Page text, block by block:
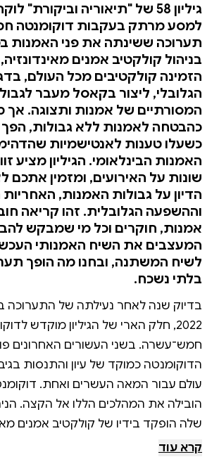
גיליון 58 של "תיאוריה וביקורת"
למסע מרתק בעקבות דוקומנטה
בניהול קולקטיב אמנים
הזמינה קולקטיבים מכל העולם,
הגלובלי, ליצור בקאסל מעבר
המסורתיים של אמנות ותצוגה.
כהבטחה לאמנות ללא גבולות, הפך
כשעלו טענות לאנטישמיות
האמנות הבינלאומי. הגיליון מציע
שונות על האירועים, ומזמין אתכם
הדיון על גבולות האמנות,
וההשפעה הגלובלית. זהו קריאה
אמנות, חוקרים וכל מי שמבקש
המעצבים את השיח האמנותי
לשיח המשתנה, ובחנו מה הופך
בלתי נשכח.
בדיוק שנה לאחר נעילתה של
2022, חלק הארי של הגיליון מוקדש
חמש־עשרה. בשני העשורים האחרונים
הדוקומנטה כמוקד של עיון והתנסות
עולם עבור המאה העשרים ואחת.
הובילה את המהלכים הללו אל הקצה.
שלה הופקד בידיו של קולקטיב אמנים
שהחליט לפרוע את סדרי התערוכה
קרא עוד